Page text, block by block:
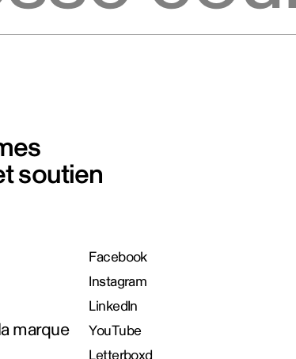
soutien
marque
Facebook
Instagram
LinkedIn
YouTube
Letterboxd